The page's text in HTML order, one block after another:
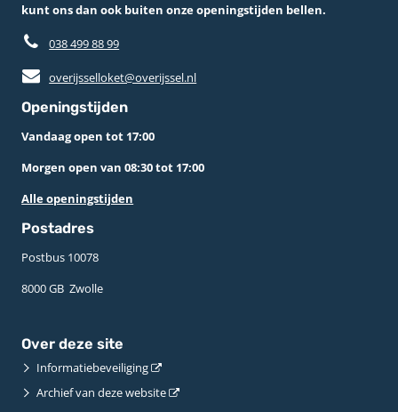
kunt ons dan ook buiten onze openingstijden bellen.
038 499 88 99
overijsselloket@overijssel.nl
Openingstijden
Vandaag open tot 17:00
Morgen open van 08:30 tot 17:00
Alle openingstijden
Postadres
Postbus 10078 ­
8000 GB ­ Zwolle
Over deze site
Informatiebeveiliging
Archief van deze website